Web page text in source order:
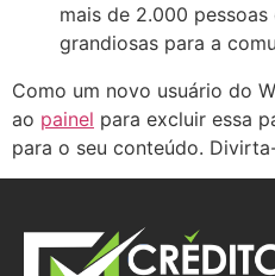
mais de 2.000
grandiosas para a
Como um novo usuário do
ao painel para excluir essa
para o seu conteúdo.